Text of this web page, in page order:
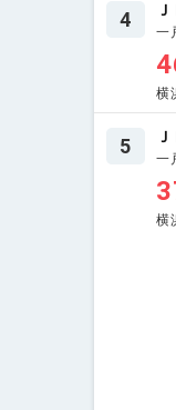
4
一
横
5
一
横